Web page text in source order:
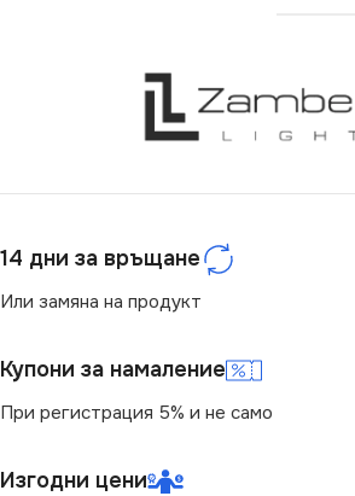
14 дни за връщане
Или замяна на продукт
Купони за намаление
При регистрация 5% и не само
Изгодни цени